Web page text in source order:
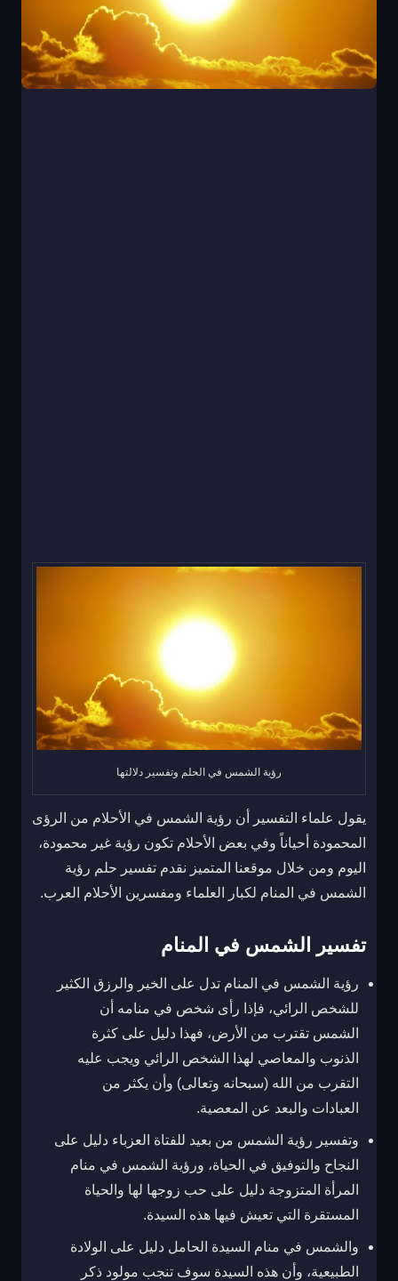
رؤية الشمس في الحلم وتفسير دلالتها
يقول علماء التفسير أن رؤية الشمس في الأحلام من الرؤى
المحمودة أحياناً وفي بعض الأحلام تكون رؤية غير محمودة،
اليوم ومن خلال موقعنا المتميز نقدم تفسير حلم رؤية
الشمس في المنام لكبار العلماء ومفسرين الأحلام العرب.
تفسير الشمس في المنام
رؤية الشمس في المنام تدل على الخير والرزق الكثير
للشخص الرائي، فإذا رأى شخص في منامه أن
الشمس تقترب من الأرض، فهذا دليل على كثرة
الذنوب والمعاصي لهذا الشخص الرائي ويجب عليه
التقرب من الله (سبحانه وتعالى) وأن يكثر من
العبادات والبعد عن المعصية.
وتفسير رؤية الشمس من بعيد للفتاة العزباء دليل على
النجاح والتوفيق في الحياة، ورؤية الشمس في منام
المرأة المتزوجة دليل على حب زوجها لها والحياة
المستقرة التي تعيش فيها هذه السيدة.
والشمس في منام السيدة الحامل دليل على الولادة
الطبيعية، وأن هذه السيدة سوف تنجب مولود ذكر